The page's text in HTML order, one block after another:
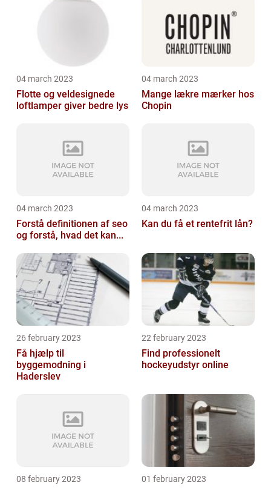
04 march 2023
Flotte og veldesignede
loftlamper giver bedre lys
04 march 2023
Mange lækre mærker hos
Chopin
04 march 2023
Forstå definitionen af seo
og forstå, hvad det kan...
04 march 2023
Kan du få et rentefrit lån?
26 february 2023
Få hjælp til
byggemodning i
Haderslev
22 february 2023
Find professionelt
hockeyudstyr online
08 february 2023 01 february 2023